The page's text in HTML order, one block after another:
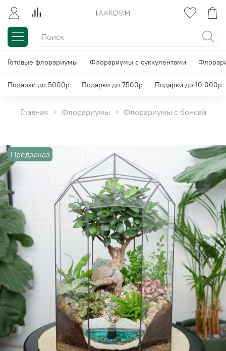
Готовые флорариумы Флорариумы с суккулентами
Подарки до 5000р Подарки до 7500р Подарки до 10 000р
Главная Флорариумы Флорариумы с бонсай
Предзаказ